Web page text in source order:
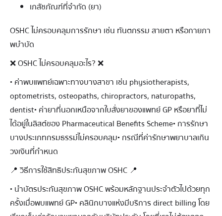
เภสัชภัณฑ์ที่จํากัด (ยา)
OSHC ไม่ครอบคลุมการรักษา เช่น ทันตกรรม สายตา หรือกายภา
พบําบัด
❌ OSHC ไม่ครอบคลุมอะไร? ❌
• ค่าพบแพทย์เฉพาะทางบางสาขา เช่น physiotherapists,
optometrists, osteopaths, chiropractors, naturopaths,
dentist• ค่ายาที่นอกเหนือจากใบสั่งยาของแพทย์ GP หรือยาที่ไม่
ได้อยู่ในลิสต์ของ Pharmaceutical Benefits Scheme• การรักษา
บางประเภทกรมธรรม์ไม่ครอบคลุม• กรณีที่ค่ารักษาพยาบาลเกิน
วงเงินที่กำหนด
📍 วิธีการใช้สิทธิประกันสุขภาพ OSHC 📍
• นำบัตรประกันสุขภาพ OSHC พร้อมหลักฐานประจำตัวไปด้วยทุก
ครั้งเมื่อพบแพทย์ GP• คลินิกบางแห่งมีบริการ direct billing โดย